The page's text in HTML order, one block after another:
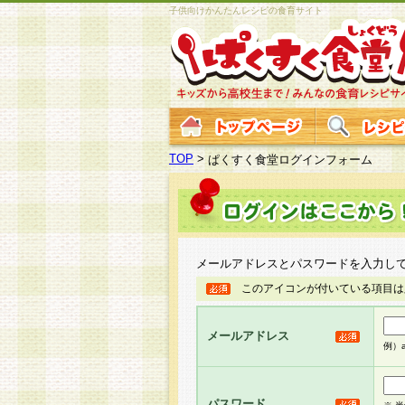
子供向けかんたんレシピの食育サイト
TOP >ぱくすく食堂ログインフォーム
メールアドレスとパスワードを入力し
このアイコンが付いている項目
メールアドレス
例）